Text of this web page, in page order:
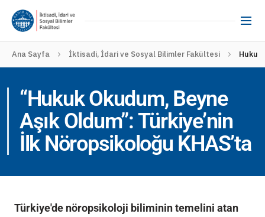
Ana Sayfa İktisadi, İdari ve Sosyal Bilimler Fakültesi Hukuk
“Hukuk Okudum, Beyne
Aşık Oldum”: Türkiye’nin
İlk Nöropsikoloğu KHAS’ta
Türkiye'de nöropsikoloji biliminin temelini atan